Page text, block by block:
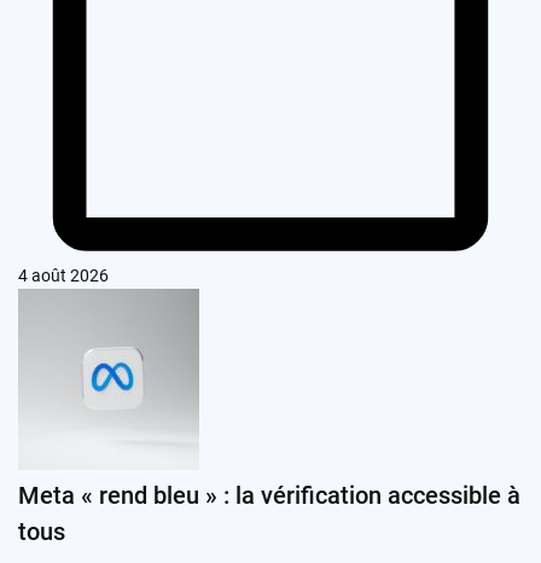
4 août 2026
Meta « rend bleu » : la vérification accessible à
tous